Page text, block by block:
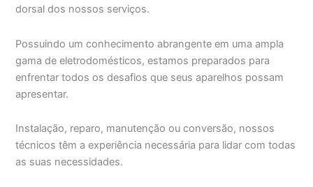
dorsal dos nossos serviços.
Possuindo um conhecimento abrangente em uma ampla
gama de eletrodomésticos, estamos preparados para
enfrentar todos os desafios que seus aparelhos possam
apresentar.
Instalação, reparo, manutenção ou conversão, nossos
técnicos têm a experiência necessária para lidar com todas
as suas necessidades.